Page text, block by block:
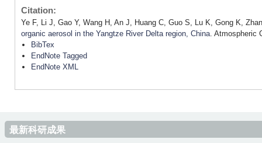
Citation:
Ye F, Li J, Gao Y, Wang H, An J, Huang C, Guo S, Lu K, Gong K,
organic aerosol in the Yangtze River Delta region, China .
BibTex
EndNote Tagged
EndNote XML
最新科研成果